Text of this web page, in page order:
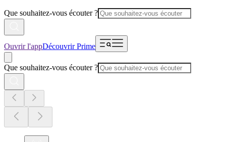
Que souhaitez-vous écouter ?
Ouvrir l'appDécouvrir Prime
Que souhaitez-vous écouter ?